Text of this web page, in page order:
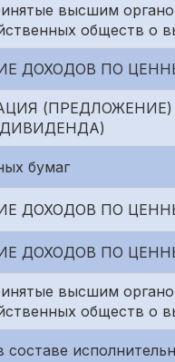
высшим
обществ о
ДОХОДОВ ПО
бумаг
ДОХОДОВ ПО
ДОХОДОВ ПО
высшим
обществ о